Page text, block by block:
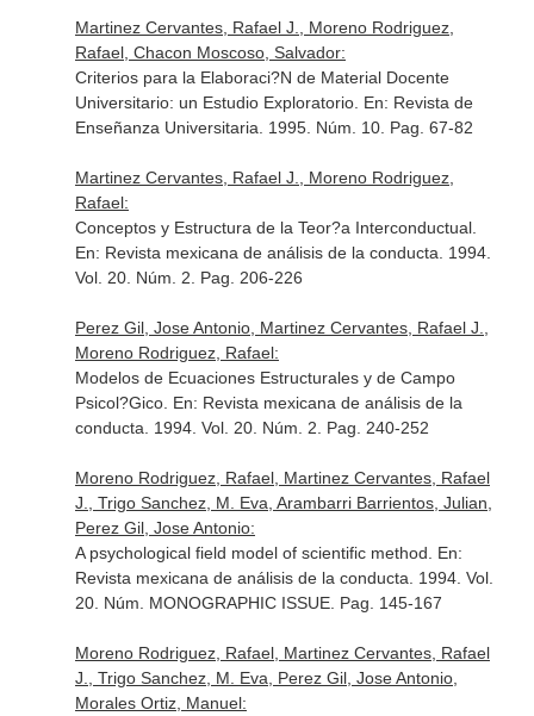
Martinez Cervantes, Rafael J., Moreno Rodriguez,
Rafael, Chacon Moscoso, Salvador:
Criterios para la Elaboraci?N de Material Docente
Universitario: un Estudio Exploratorio. En: Revista de
Enseñanza Universitaria . 1995. Núm. 10. Pag. 67-82
Martinez Cervantes, Rafael J., Moreno Rodriguez,
Rafael:
Conceptos y Estructura de la Teor?a Interconductual.
En: Revista mexicana de análisis de la conducta . 1994.
Vol. 20. Núm. 2. Pag. 206-226
Perez Gil, Jose Antonio, Martinez Cervantes, Rafael J.,
Moreno Rodriguez, Rafael:
Modelos de Ecuaciones Estructurales y de Campo
Psicol?Gico. En: Revista mexicana de análisis de la
conducta . 1994. Vol. 20. Núm. 2. Pag. 240-252
Moreno Rodriguez, Rafael, Martinez Cervantes, Rafael
J., Trigo Sanchez, M. Eva, Arambarri Barrientos, Julian,
Perez Gil, Jose Antonio:
A psychological field model of scientific method. En:
Revista mexicana de análisis de la conducta . 1994. Vol.
20. Núm. MONOGRAPHIC ISSUE. Pag. 145-167
Moreno Rodriguez, Rafael, Martinez Cervantes, Rafael
J., Trigo Sanchez, M. Eva, Perez Gil, Jose Antonio,
Morales Ortiz, Manuel: